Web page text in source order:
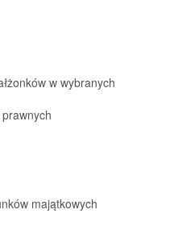
w wybranych
majątkowych